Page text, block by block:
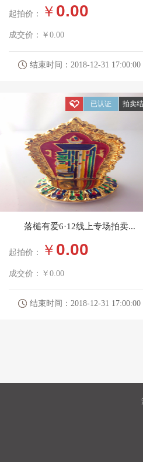
起拍价： ￥ 0.00
成交价： ￥0.00
结束时间：2018-12-31 17:00:00
拍卖
已认证
落槌有爱6·12线上专场拍卖...
起拍价： ￥ 0.00
成交价： ￥0.00
结束时间：2018-12-31 17:00:00